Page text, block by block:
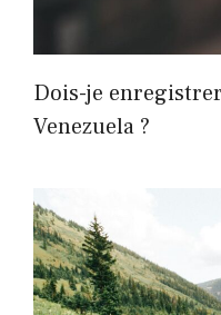
Dois-je
Venezuela ?